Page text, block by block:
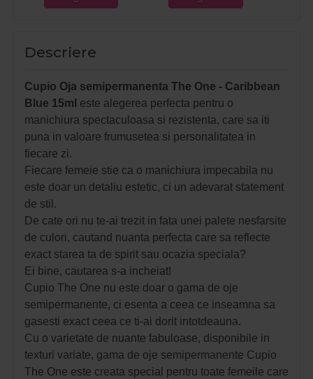
Descriere
Cupio Oja semipermanenta The One - Caribbean
Blue 15ml este alegerea perfecta pentru o
manichiura spectaculoasa si rezistenta, care sa iti
puna in valoare frumusetea si personalitatea in
fiecare zi.
Fiecare femeie stie ca o manichiura impecabila nu
este doar un detaliu estetic, ci un adevarat statement
de stil.
De cate ori nu te-ai trezit in fata unei palete nesfarsite
de culori, cautand nuanta perfecta care sa reflecte
exact starea ta de spirit sau ocazia speciala?
Ei bine, cautarea s-a incheiat!
Cupio The One nu este doar o gama de oje
semipermanente, ci esenta a ceea ce inseamna sa
gasesti exact ceea ce ti-ai dorit intotdeauna.
Cu o varietate de nuante fabuloase, disponibile in
texturi variate, gama de oje semipermanente Cupio
The One este creata special pentru toate femeile care